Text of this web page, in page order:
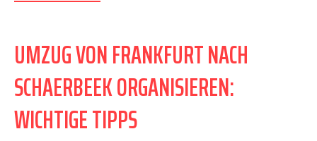
UMZUG VON FRANKFURT NACH
SCHAERBEEK ORGANISIEREN:
WICHTIGE TIPPS